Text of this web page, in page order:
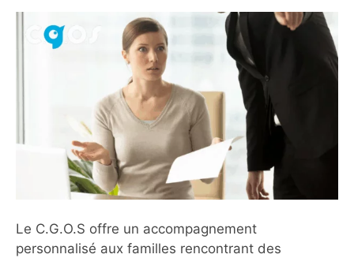
Le C.G.O.S offre un accompagnement
personnalisé aux familles rencontrant des